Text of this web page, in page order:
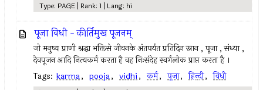
Type: PAGE | Rank: 1 | Lang: hi
पूजा विधी - कीर्तिमुख पूजनम्
जो मनुष्य प्राणी श्रद्धा भक्तिसे जीवनके अंतपर्यंत प्रतिदिन स्नान , पूजा , संध्या ,
देवपूजन आदि नित्यकर्म करता है वह निःसंदेह स्वर्गलोक प्राप्त करता है ।
Tags: karma, pooja, vidhi, कर्म, पूजा, हिन्दी, विधी